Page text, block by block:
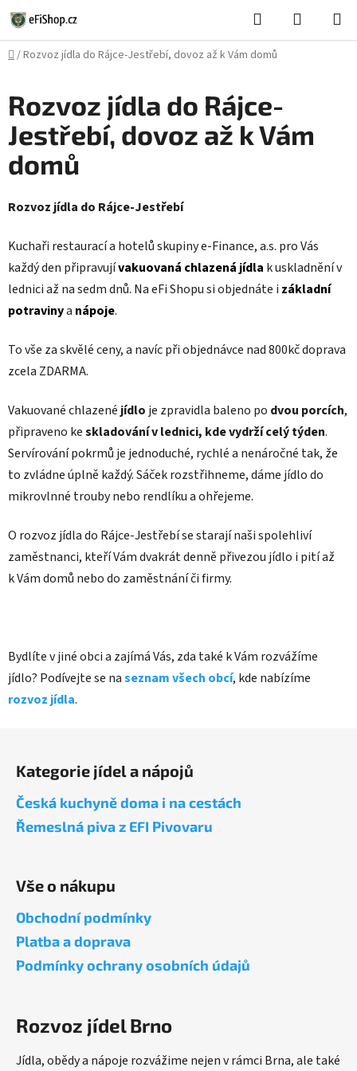
Přejít
na
obsah
Hledat
KOŠÍK
Domů
/Rozvoz jídla do Rájce-Jestřebí, dovoz až k Vám domů
Rozvoz jídla do Rájce-
Jestřebí, dovoz až k Vám
domů
Rozvoz jídla do Rájce-Jestřebí
Kuchaři restaurací a hotelů skupiny e-Finance, a.s. pro Vás
každý den připravujívakuovaná chlazená jídla k uskladnění v
lednici až na sedm dnů. Na eFi Shopu si objednáte i základní
potravinya nápoje.
To vše za skvělé ceny, a navíc při objednávce nad 800kč doprava
zcela ZDARMA.
Vakuované chlazené jídlo je zpravidla baleno po dvou porcích,
připraveno keskladování v lednici, kde vydrží celý týden.
Servírování pokrmů je jednoduché, rychlé a nenáročné tak, že
to zvládne úplně každý. Sáček rozstřihneme, dáme jídlo do
mikrovlnné trouby nebo rendlíku a ohřejeme.
O rozvoz jídla do Rájce-Jestřebí se starají naši spolehliví
zaměstnanci, kteří Vám dvakrát denně přivezou jídlo i pití až
k Vám domů nebo do zaměstnání či firmy.
Bydlíte v jiné obci a zajímá Vás, zda také k Vám rozvážíme
jídlo? Podívejte se naseznam všech obcí, kde nabízíme
rozvoz jídla.
Kategorie jídel a nápojů
Česká kuchyně doma i na cestách
Řemeslná piva z EFI Pivovaru
Vše o nákupu
Obchodní podmínky
Platba a doprava
Podmínky ochrany osobních údajů
Rozvoz jídel Brno
Jídla, obědy a nápoje rozvážime nejen v rámci Brna, ale také